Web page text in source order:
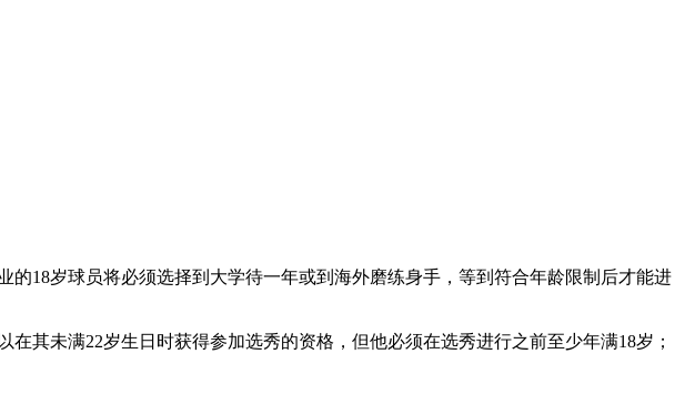
18岁球员将必须选择到大学待一年或到海外磨练身手，等到符合年龄限制后才能进
其未满22岁生日时获得参加选秀的资格，但他必须在选秀进行之前至少年满18岁；